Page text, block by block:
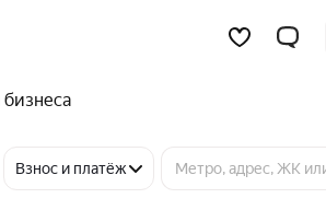
Взнос и платёж